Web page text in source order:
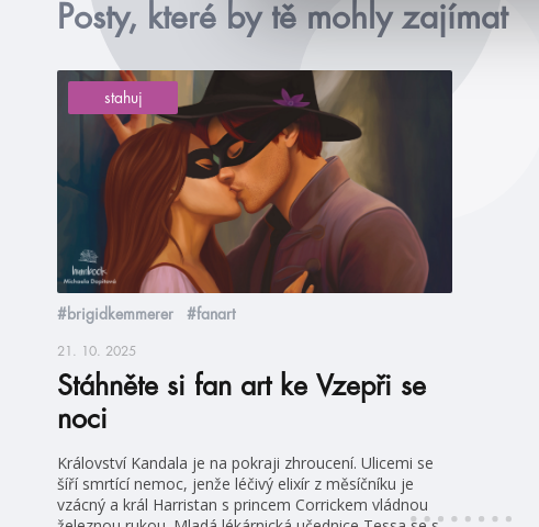
Posty, které by tě mohly zajímat
stahuj
#brigidkemmerer #fanart
21. 10. 2025
Stáhněte si fan art ke Vzepři se
noci
Království Kandala je na pokraji zhroucení. Ulicemi se
šíří smrtící nemoc, jenže léčivý elixír z měsíčníku je
vzácný a král Harristan s princem Corrickem vládnou